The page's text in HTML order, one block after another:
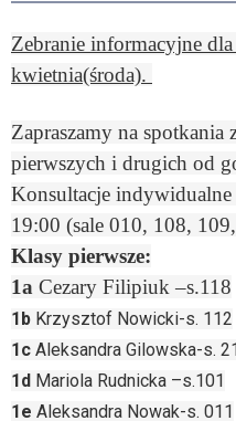
Zebranie informacyjne
kwietnia(środa).
Zapraszamy na
pierwszych i drugich od
Konsultacje
19:00 (sale 010, 108,
Klasy pierwsze:
1a Cezary Filipiuk –s.118
1b Krzysztof Nowicki-s. 112
1c Aleksandra Gilowska-s.
1d Mariola Rudnicka –s.101
1e Aleksandra Nowak-s. 011